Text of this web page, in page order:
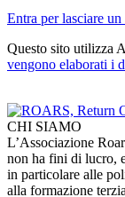
Entra per lasciare
Questo sito utilizza
vengono elaborati i
CHI SIAMO
L’Associazione
non ha fini di lucro,
in particolare alle
alla formazione